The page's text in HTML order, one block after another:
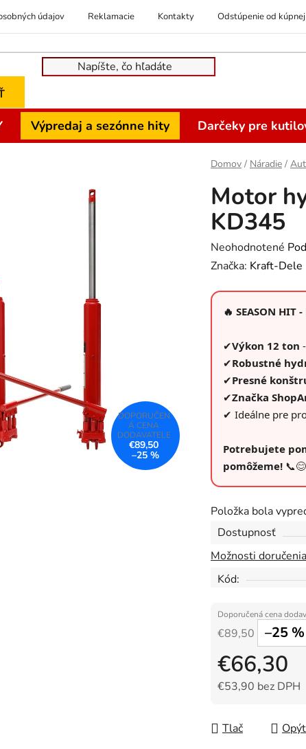
údajov Reklamacie Kontakty Odstúpenie od
Výpredaj a sezónne hity Darčeky pre
Domov / Náradie /
Motor
KD345
Priemerné
hodnotenie
je
hviezdičiek.
Neohodnotené
Značka: Kraft-Dele
🔥 SEASON
✔Výkon 12 ton
✔Robustné
✔Presné
✔Značka
✔ Ideálne pre
Potrebujete
pomôžeme! 📞😊
Položka bola
Dostupnosť
Možnosti doručenia
Kód:
€89,50 –25 %
€66,30
€53,90 bez DPH
Tlač
€89,50
–25 %